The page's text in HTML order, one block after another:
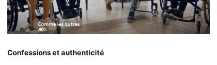
Confessions et authenticité